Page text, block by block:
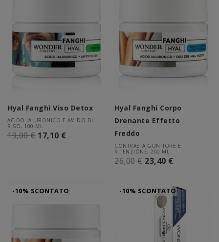
Hyal Fanghi Viso Detox
ACIDO IALURONICO E AMIDO DI
RISO, 100 ML
19,00 € 17,10 €
Hyal Fanghi Corpo
Drenante Effetto
Freddo
CONTRASTA GONFIORE E
RITENZIONE, 200 ML
26,00 € 23,40 €
-10% SCONTATO -10% SCONTATO